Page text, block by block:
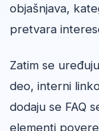
objašnjava,
pretvara
Zatim se
deo, interni
dodaju se FAQ
elementi